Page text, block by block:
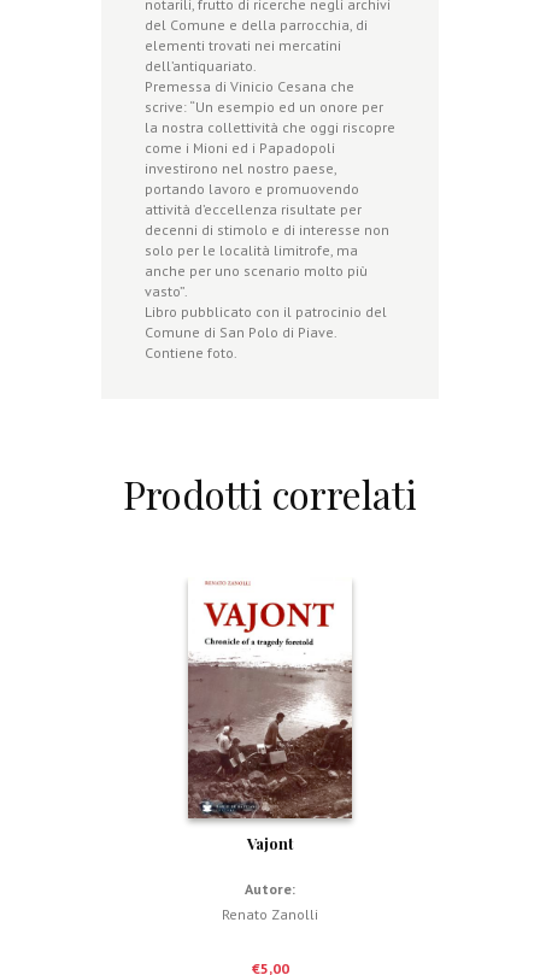
notarili, frutto di ricerche negli archivi
del Comune e della parrocchia, di
elementi trovati nei mercatini
dell’antiquariato.
Premessa di Vinicio Cesana che
scrive: “Un esempio ed un onore per
la nostra collettività che oggi riscopre
come i Mioni ed i Papadopoli
investirono nel nostro paese,
portando lavoro e promuovendo
attività d’eccellenza risultate per
decenni di stimolo e di interesse non
solo per le località limitrofe, ma
anche per uno scenario molto più
vasto”.
Libro pubblicato con il patrocinio del
Comune di San Polo di Piave.
Contiene foto.
Prodotti correlati
Vajont
Autore:
Renato Zanolli
€5,00